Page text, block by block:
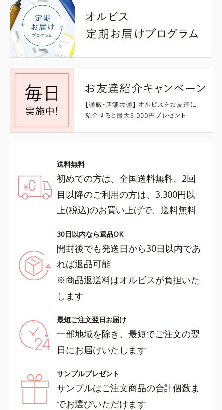
送料無料
初めての方は、全国送料無料、2回
目以降のご利用の方は、3,300円以
上(税込)のお買い上げで、送料無料
30日以内なら返品OK
開封後でも発送日から30日以内であ
れば返品可能
※商品返送料はオルビスが負担いた
します
最短ご注文翌日お届け
一部地域を除き、最短でご注文の翌
日にお届けいたします
サンプルプレゼント
サンプルはご注文商品の合計個数ま
でお選びいただけます